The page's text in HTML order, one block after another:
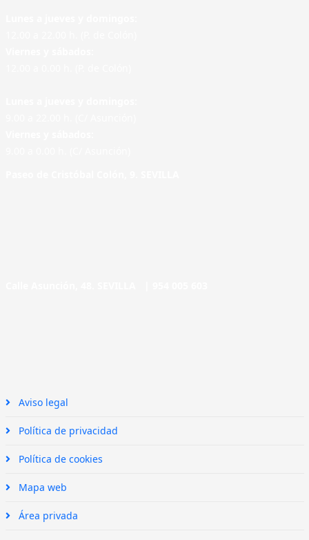
Aviso legal
Política de privacidad
Política de cookies
Mapa web
Área privada